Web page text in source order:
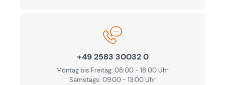
+49 2583 30032 0
Montag bis Freitag: 08:00 - 18:00 Uhr
Samstags: 09.00 - 13.00 Uhr